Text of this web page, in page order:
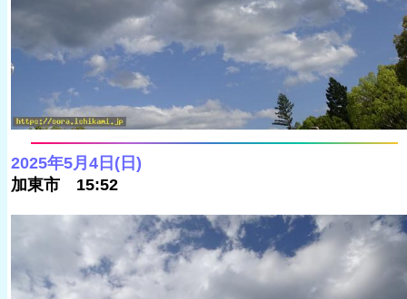
2025年5月4日(日)
加東市 15:52